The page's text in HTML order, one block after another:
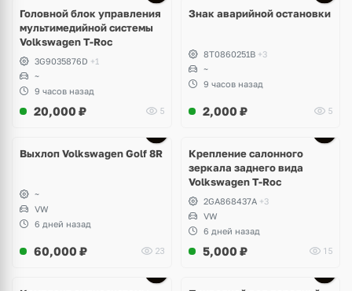
Головной блок управления
мультимедийной системы
Volkswagen T-Roc
3G9035876D +1
~
9 часов назад
20,000 ₽ 5
Знак аварийной остановки
8T0860251B +3
~
9 часов назад
2,000 ₽ 5
Выхлоп Volkswagen Golf 8R
~
VW
6 дней назад
60,000 ₽ 23
Крепление салонного
зеркала заднего вида
Volkswagen T-Roc
2GA868437A +3
VW
6 дней назад
5,000 ₽ 15